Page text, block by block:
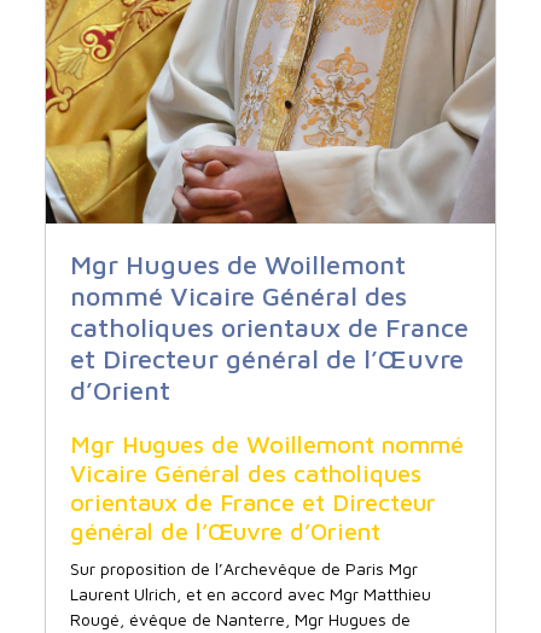
Mgr Hugues de Woillemont
nommé Vicaire Général des
catholiques orientaux de France
et Directeur général de l’Œuvre
d’Orient
Mgr Hugues de Woillemont nommé
Vicaire Général des catholiques
orientaux de France et Directeur
général de l’Œuvre d’Orient
Sur proposition de l’Archevêque de Paris Mgr
Laurent Ulrich, et en accord avec Mgr Matthieu
Rougé, évêque de Nanterre, Mgr Hugues de